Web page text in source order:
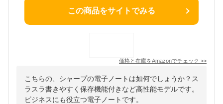
この商品をサイトでみる
価格と在庫をAmazonでチェック >>
こちらの、シャープの電子ノートは如何でしょうか？ス
ラスラ書きやすく保存機能付きなど高性能モデルです。
ビジネスにも役立つ電子ノートです。